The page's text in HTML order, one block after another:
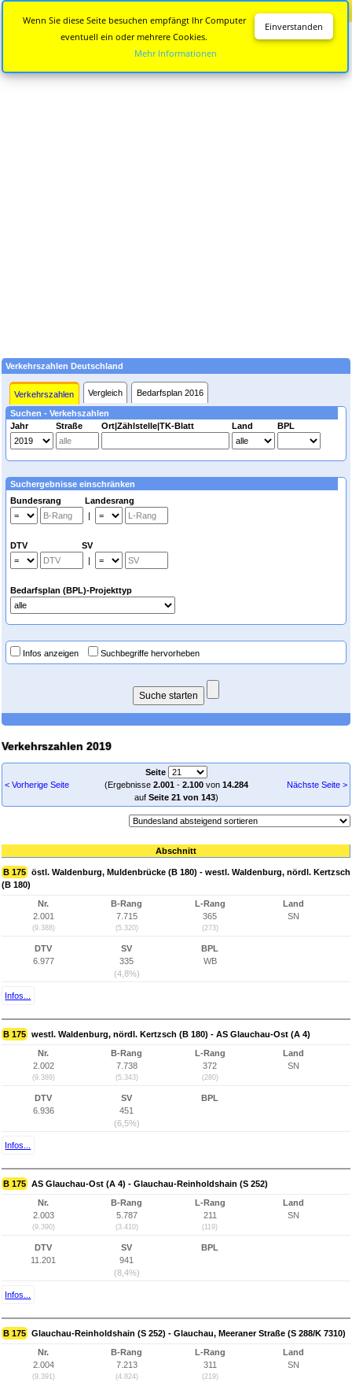
Verkehrszahlen Deutschland
Verkehrszahlen Vergleich Bedarfsplan 2016
Suchen - Verkehszahlen
Jahr
Straße Ort|Zählstelle|TK-Blatt Land BPL
Suchergebnisse einschränken
Bundesrang Landesrang
|
DTV SV
|
Bedarfsplan (BPL)-Projekttyp
Infos anzeigen Suchbegriffe hervorheben
Verkehrszahlen 2019
< Vorherige Seite
Seite
(Ergebnisse 2.001- 2.100von 14.284
auf Seite 21 von 143)
Nächste Seite >
Abschnitt
B 175 östl. Waldenburg, Muldenbrücke (B 180) - westl. Waldenburg, nördl. Kertzsch
(B 180)
Nr.
2.001
(9.388)
B-Rang
7.715
(5.320)
L-Rang
365
(273)
Land
SN
DTV
6.977
SV
335
(4,8%)
BPL
WB
Infos...
B 175 westl. Waldenburg, nördl. Kertzsch (B 180) - AS Glauchau-Ost (A 4)
Nr.
2.002
(9.389)
B-Rang
7.738
(5.343)
L-Rang
372
(280)
Land
SN
DTV
6.936
SV
451
(6,5%)
BPL
Infos...
B 175 AS Glauchau-Ost (A 4) - Glauchau-Reinholdshain (S 252)
Nr.
2.003
(9.390)
B-Rang
5.787
(3.410)
L-Rang
211
(119)
Land
SN
DTV
11.201
SV
941
(8,4%)
BPL
Infos...
B 175 Glauchau-Reinholdshain (S 252) - Glauchau, Meeraner Straße (S 288/K 7310)
Nr.
2.004
(9.391)
B-Rang
7.213
(4.824)
L-Rang
311
(219)
Land
SN
Einverstanden
Wenn Sie diese Seite besuchen empfängt Ihr Computer
eventuell ein oder mehrere Cookies.
Mehr Informationen